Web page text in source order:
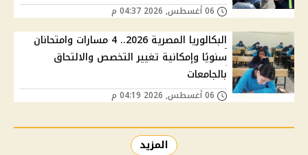
البكالوريا المصرية 2026.. 4 مسارات وامتحانان
سنويًا وإمكانية تغيير التخصص والالتحاق
بالجامعات
المزيد